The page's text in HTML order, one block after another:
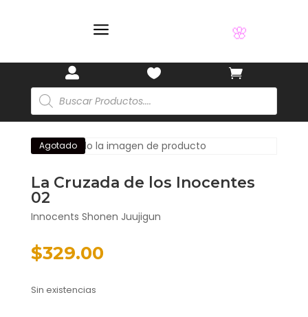
a
 

Búsqueda
de
productos
Agotado
La Cruzada de los Inocentes
02
Innocents Shonen Juujigun
$329.00
Sin existencias
🌸